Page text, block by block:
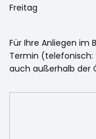
Freitag
Für Ihre Anliegen im
Termin (telefonisch:
auch außerhalb der